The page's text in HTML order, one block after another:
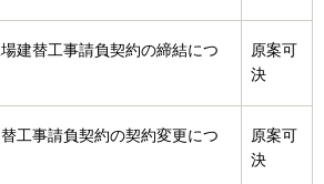
建替工事請負契約の締結につ
原案可
決
工事請負契約の契約変更につ
原案可
決